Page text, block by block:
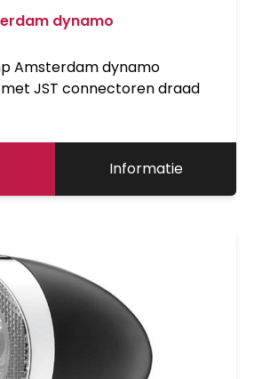
dynamo
Amsterdam dynamo
JST connectoren draad
Informatie